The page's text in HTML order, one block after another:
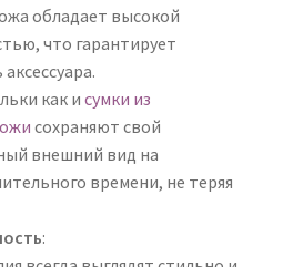
обладает высокой
что гарантирует
как и сумки из
сохраняют свой
внешний вид на
времени, не теряя
: